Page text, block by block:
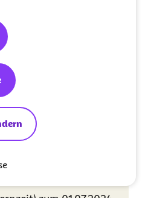
in elektronischer Form
festzustellen. Wie dies
Sie unter
Arbeitgeberverfahren).
14.03.2025:
ist zum 01.07.2024
zum 15.03.2024,